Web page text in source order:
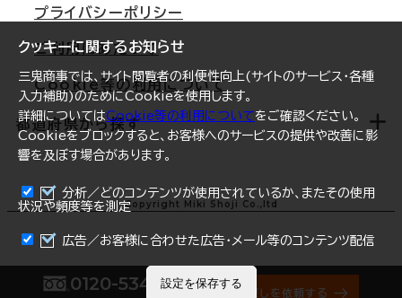
まとめて資料請求
0120-534-011 オフィス探しを依頼する
クッキーに関するお知らせ
三鬼商事では、サイト閲覧者の利便性向上(サイトのサービス・各種
入力補助)のためにCookieを使用します。
詳細についてはCookie等の利用についてをご確認ください。
Cookieをブロックすると、お客様へのサービスの提供や改善に影
響を及ぼす場合があります。
分析／どのコンテンツが使用されているか、またその使用
状況や頻度等を測定
広告／お客様に合わせた広告・メール等のコンテンツ配信
設定を保存する
札幌
仙台
横浜
福岡
オフィスリポート
ログイン
プライバシーポリシー
ご利用にあたって
Cookie等の利用について
都道府県から探す
北海道
青森県
Copyright Miki Shoji Co.,ltd